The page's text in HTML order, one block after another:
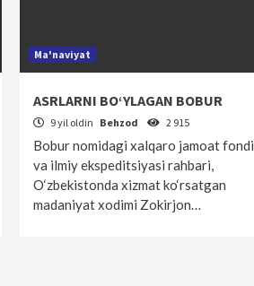
Ma'naviyat
ASRLARNI BO‘YLAGAN BOBUR
9 yil oldin Behzod 2 915
Bobur nomidagi xalqaro jamoat fondi
va ilmiy ekspeditsiyasi rahbari,
O‘zbekistonda xizmat ko‘rsatgan
madaniyat xodimi Zokirjon…